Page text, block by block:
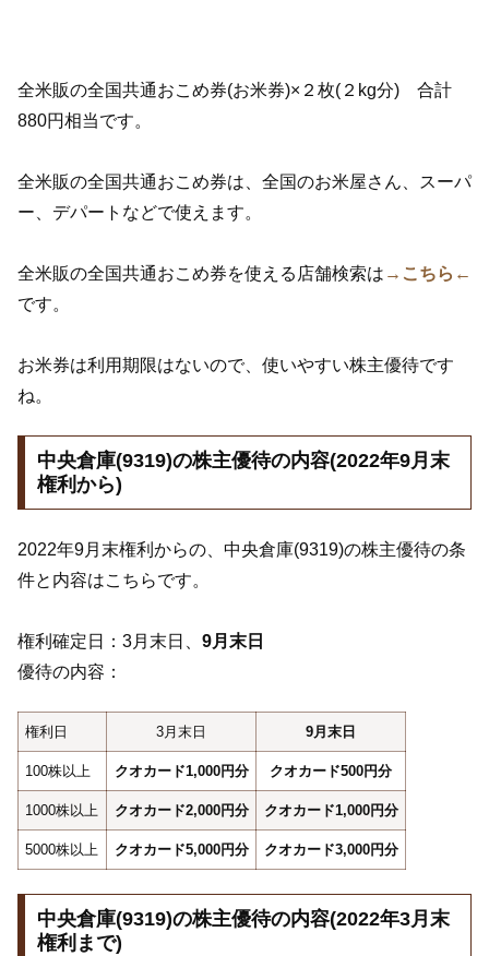
全米販の全国共通おこめ券(お米券)×２枚(２kg分) 合計
880円相当です。
全米販の全国共通おこめ券は、全国のお米屋さん、スーパ
ー、デパートなどで使えます。
全米販の全国共通おこめ券を使える店舗検索は →こちら←
です。
お米券は利用期限はないので、使いやすい株主優待です
ね。
中央倉庫(9319)の株主優待の内容(2022年9月末
権利から)
2022年9月末権利からの、中央倉庫(9319)の株主優待の条
件と内容はこちらです。
権利確定日：3月末日、 9月末日
優待の内容：
権利日 3月末日 9月末日
100株以上 クオカード1,000円分 クオカード500円分
1000株以上 クオカード2,000円分 クオカード1,000円分
5000株以上 クオカード5,000円分 クオカード3,000円分
中央倉庫(9319)の株主優待の内容(2022年3月末
権利まで)